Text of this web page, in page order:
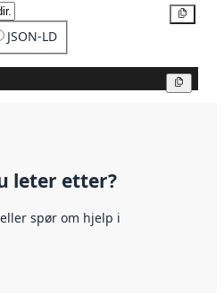
JSON-LD
leter etter?
spør om hjelp i